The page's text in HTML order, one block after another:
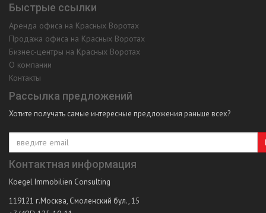
Быстрые ссылки
Аренда офиса на Красных Воротах
Продажа офиса на Красных Воротах
Бизнес-центры на Красных Воротах
О компании
Контакты
Рассылка предложений
Хотите получать самые интересные предложения раньше всех?
Контактная информация
Koegel Immobilien Consulting
119121 г.Москва, Смоленский бул., 15